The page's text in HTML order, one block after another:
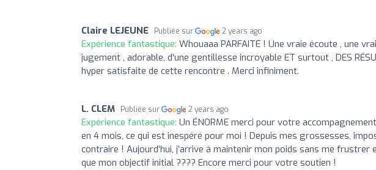
Claire LEJEUNE Publiée sur 2 years ago
Expérience fantastique: Whouaaa PARFAITE ! Une vraie écoute , une
jugement , adorable, d’une gentillesse incroyable ET surtout , DES
hyper satisfaite de cette rencontre . Merci infiniment.
L. CLEM Publiée sur 2 years ago
Expérience fantastique: Un ÉNORME merci pour votre
en 4 mois, ce qui est inespéré pour moi ! Depuis mes grossesses,
contraire ! Aujourd’hui, j’arrive à maintenir mon poids sans me frustrer
que mon objectif initial ???? Encore merci pour votre soutien !